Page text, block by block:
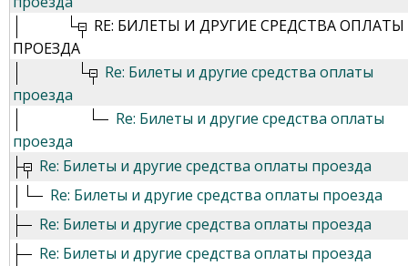
RE: БИЛЕТЫ И ДРУГИЕ СРЕДСТВА ОПЛАТЫ
ПРОЕЗДА
Re: Билеты и другие средства оплаты
проезда
Re: Билеты и другие средства оплаты
проезда
Re: Билеты и другие средства оплаты проезда
Re: Билеты и другие средства оплаты проезда
Re: Билеты и другие средства оплаты проезда
Re: Билеты и другие средства оплаты проезда